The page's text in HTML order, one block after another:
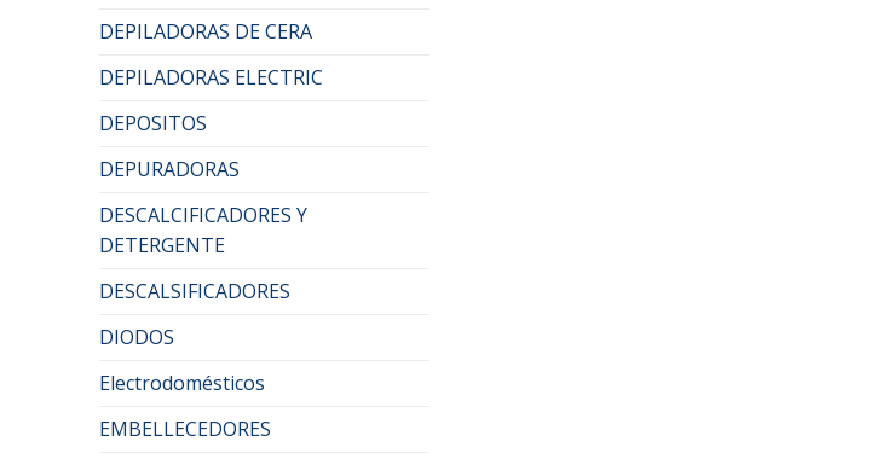
DEPILADORAS DE CERA
DEPILADORAS ELECTRIC
DEPOSITOS
DEPURADORAS
DESCALCIFICADORES Y
DETERGENTE
DESCALSIFICADORES
DIODOS
Electrodomésticos
EMBELLECEDORES